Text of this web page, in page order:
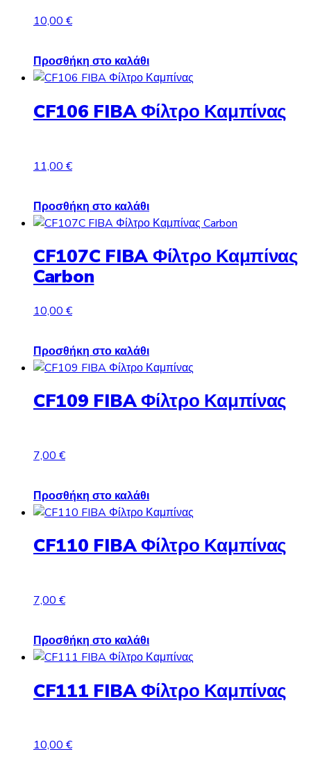
10,00€
Προσθήκη στο καλάθι
CF106 FIBA Φίλτρο Καμπίνας
11,00 €
Προσθήκη στο καλάθι
CF107C FIBA Φίλτρο Καμπίνας
Carbon
10,00 €
Προσθήκη στο καλάθι
CF109 FIBA Φίλτρο Καμπίνας
7,00 €
Προσθήκη στο καλάθι
CF110 FIBA Φίλτρο Καμπίνας
7,00 €
Προσθήκη στο καλάθι
CF111 FIBA Φίλτρο Καμπίνας
10,00 €